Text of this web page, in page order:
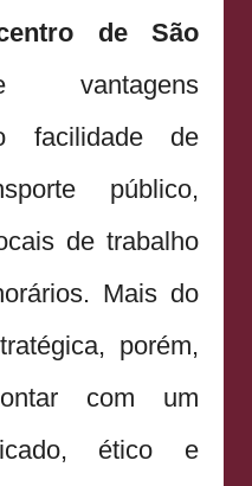
de São
vantagens
facilidade de
público,
de trabalho
Mais do
porém,
com um
ético e